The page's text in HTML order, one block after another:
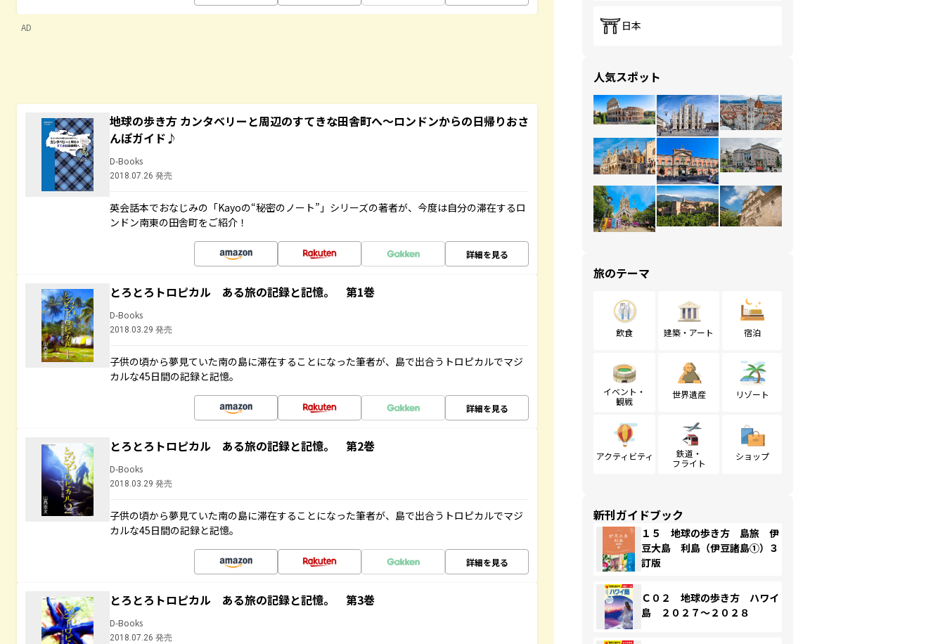
AD
地球の歩き方 カンタベリーと周辺のすてきな田舎町へ～ロンドンからの日帰りおさ
んぽガイド♪
D-Books
2018.07.26 発売
英会話本でおなじみの「Kayoの“秘密のノート”」シリーズの著者が、今度は自分の滞在するロ
ンドン南東の田舎町をご紹介！
詳細を見る
とろとろトロピカル ある旅の記録と記憶。 第1巻
D-Books
2018.03.29 発売
子供の頃から夢見ていた南の島に滞在することになった筆者が、島で出合うトロピカルでマジ
カルな45日間の記録と記憶。
詳細を見る
とろとろトロピカル ある旅の記録と記憶。 第2巻
D-Books
2018.03.29 発売
子供の頃から夢見ていた南の島に滞在することになった筆者が、島で出合うトロピカルでマジ
カルな45日間の記録と記憶。
詳細を見る
とろとろトロピカル ある旅の記録と記憶。 第3巻
D-Books
2018.07.26 発売
日本
人気スポット
旅のテーマ
飲食 建築・アート 宿泊
イベント・
観戦
世界遺産 リゾート
アクティビティ
鉄道・
フライト
ショップ
新刊ガイドブック
１５ 地球の歩き方 島旅 伊
豆大島 利島（伊豆諸島①）３
訂版
Ｃ０２ 地球の歩き方 ハワイ
島 ２０２７～２０２８